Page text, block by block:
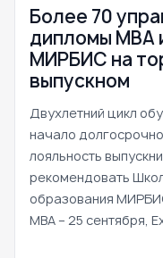
Более 70
дипломы MBA
МИРБИС на
выпускном
Двухлетний цикл
начало
лояльность
рекомендовать
образования
MBA – 25 сентября,